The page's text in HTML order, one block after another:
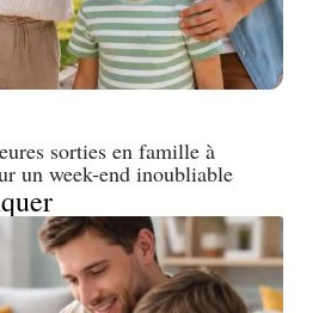
sorties en famille à
un week-end inoubliable